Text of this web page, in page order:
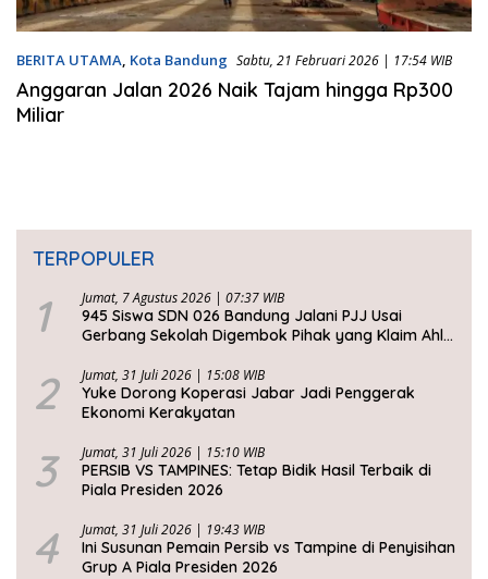
BERITA UTAMA, Kota Bandung Sabtu, 21 Februari 2026 | 17:54 WIB
Anggaran Jalan 2026 Naik Tajam hingga Rp300
Miliar
TERPOPULER
1 Jumat, 7 Agustus 2026 | 07:37 WIB
945 Siswa SDN 026 Bandung Jalani PJJ Usai
Gerbang Sekolah Digembok Pihak yang Klaim Ahli
2 Jumat, 31 Juli 2026 | 15:08 WIB
Yuke Dorong Koperasi Jabar Jadi Penggerak
Ekonomi Kerakyatan
3 Jumat, 31 Juli 2026 | 15:10 WIB
PERSIB VS TAMPINES: Tetap Bidik Hasil Terbaik di
Piala Presiden 2026
4 Jumat, 31 Juli 2026 | 19:43 WIB
Ini Susunan Pemain Persib vs Tampine di Penyisihan
Grup A Piala Presiden 2026